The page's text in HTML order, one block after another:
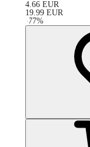
4.66 EUR
19.99 EUR
-77%